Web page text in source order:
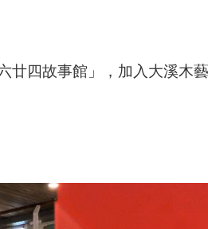
四故事館」，加入大溪木